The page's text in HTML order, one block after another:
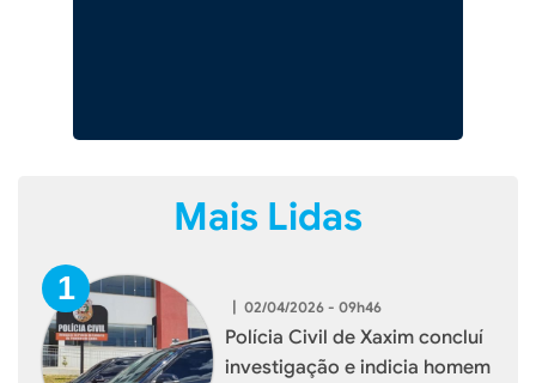
Mais Lidas
| 02/04/2026 - 09h46
Polícia Civil de Xaxim concluí
investigação e indicia homem